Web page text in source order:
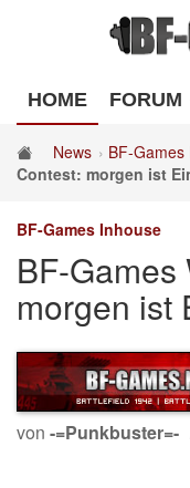
HOME FORUM
News BF-Games
Contest: morgen ist
BF-Games Inhouse
BF-Games
morgen ist
von -=Punkbuster=-